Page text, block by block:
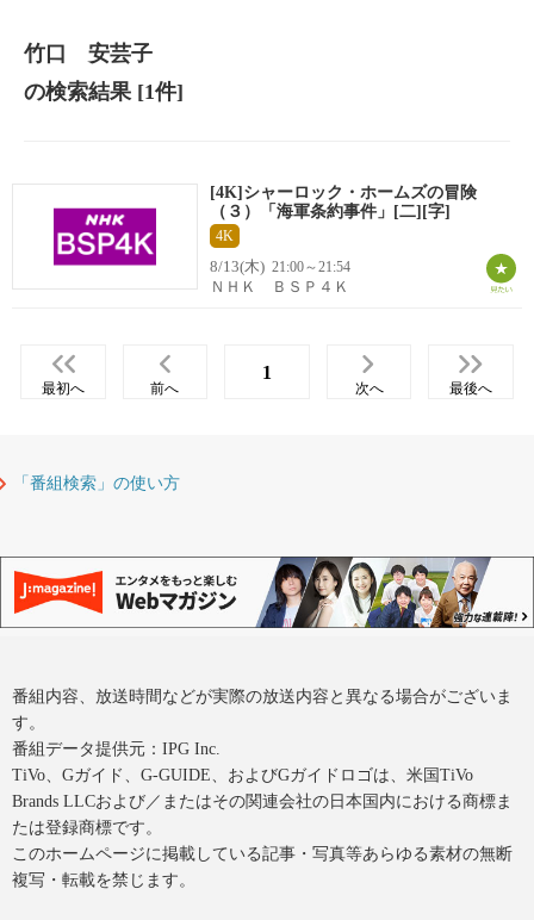
竹口 安芸子
の検索結果[1件]
[4K]シャーロック・ホームズの冒険
（３）「海軍条約事件」[二][字]
4K
8/13(木) 21:00～21:54
ＮＨＫ ＢＳＰ４Ｋ
最初へ 前へ
1
次へ 最後へ
「番組検索」の使い方
番組内容、放送時間などが実際の放送内容と異なる場合がございま
す。
番組データ提供元：IPG Inc.
TiVo、Gガイド、G-GUIDE、およびGガイドロゴは、米国TiVo
Brands LLCおよび／またはその関連会社の日本国内における商標ま
たは登録商標です。
このホームページに掲載している記事・写真等あらゆる素材の無断
複写・転載を禁じます。